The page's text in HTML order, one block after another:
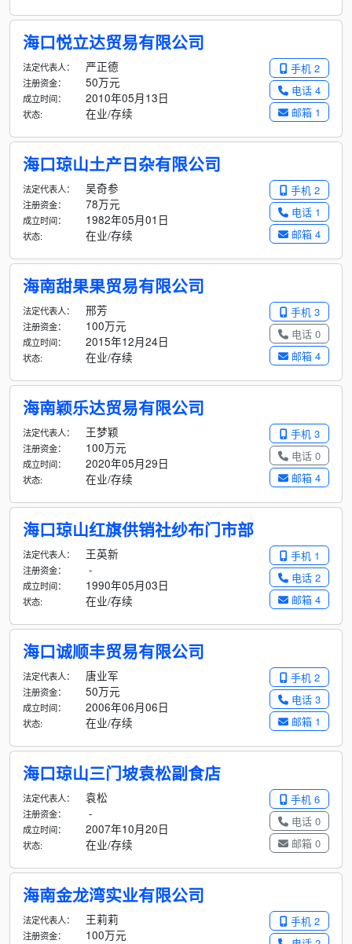
海口悦立达贸易有限公司
手机 2
电话 4
邮箱 1
法定代表人： 严正德
注册资金： 50万元
成立时间： 2010年05月13日
状态: 在业/存续
海口琼山土产日杂有限公司
手机 2
电话 1
邮箱 4
法定代表人： 吴奇参
注册资金： 78万元
成立时间： 1982年05月01日
状态: 在业/存续
海南甜果果贸易有限公司
手机 3
电话 0
邮箱 4
法定代表人： 邢芳
注册资金： 100万元
成立时间： 2015年12月24日
状态: 在业/存续
海南颖乐达贸易有限公司
手机 3
电话 0
邮箱 4
法定代表人： 王梦颖
注册资金： 100万元
成立时间： 2020年05月29日
状态: 在业/存续
海口琼山红旗供销社纱布门市部
手机 1
电话 2
邮箱 4
法定代表人： 王英新
注册资金： -
成立时间： 1990年05月03日
状态: 在业/存续
海口诚顺丰贸易有限公司
手机 2
电话 3
邮箱 1
法定代表人： 唐业军
注册资金： 50万元
成立时间： 2006年06月06日
状态: 在业/存续
海口琼山三门坡袁松副食店
手机 6
电话 0
邮箱 0
法定代表人： 袁松
注册资金： -
成立时间： 2007年10月20日
状态: 在业/存续
海南金龙湾实业有限公司
手机 2
法定代表人： 王莉莉
注册资金：
100万元